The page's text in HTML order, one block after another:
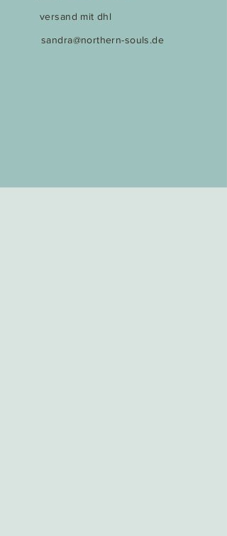
versand mit dhl
sandra@northern-souls.de